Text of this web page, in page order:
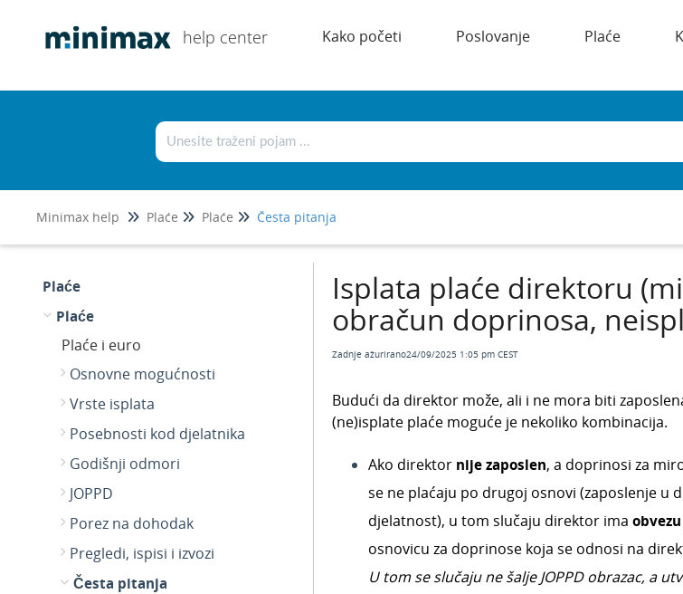
help center Kako početi Poslovanje Plaće
Minimax help Plaće Plaće Česta pitanja
Plaće
Plaće
Plaće i euro
Osnovne mogućnosti
Vrste isplata
Posebnosti kod djelatnika
Godišnji odmori
JOPPD
Porez na dohodak
Pregledi, ispisi i izvozi
Česta pitanja
Isplata plaće direktoru
obračun doprinosa,
Zadnje ažurirano24/09/2025 1:05 pm CEST
Budući da direktor može, ali i ne mora biti
(ne)isplate plaće moguće je nekoliko kombinacija.
Ako direktor nije zaposlen, a doprinosi za
se ne plaćaju po drugoj osnovi (zaposlenje
djelatnost), u tom slučaju direktor ima
osnovicu za doprinose koja se odnosi na
U tom se slučaju ne šalje JOPPD obrazac, a